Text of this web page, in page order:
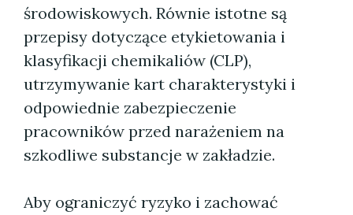
środowiskowych. Równie istotne są
przepisy dotyczące etykietowania i
klasyfikacji chemikaliów (CLP),
utrzymywanie kart charakterystyki i
odpowiednie zabezpieczenie
pracowników przed narażeniem na
szkodliwe substancje w zakładzie.
Aby ograniczyć ryzyko i zachować